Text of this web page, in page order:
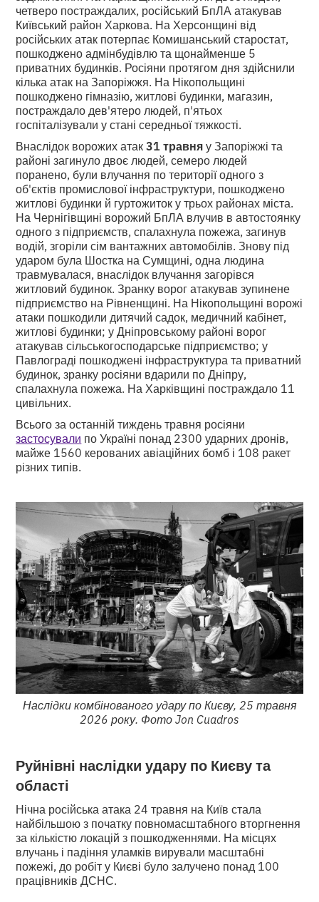
четверо постраждалих, російський БпЛА атакував
Київський район Харкова. На Херсонщині від
російських атак потерпає Комишанський старостат,
пошкоджено адмінбудівлю та щонайменше 5
приватних будинків. Росіяни протягом дня здійснили
кілька атак на Запоріжжя. На Нікопольщині
пошкоджено гімназію, житлові будинки, магазин,
постраждало дев'ятеро людей, п'ятьох
госпіталізували у стані середньої тяжкості.
Внаслідок ворожих атак31 травняу Запоріжжі та
районі загинуло двоє людей, семеро людей
поранено, були влучання по території одного з
об'єктів промислової інфраструктури, пошкоджено
житлові будинки й гуртожиток у трьох районах міста.
На Чернігівщині ворожий БпЛА влучив в автостоянку
одного з підприємств, спалахнула пожежа, загинув
водій, згоріли сім вантажних автомобілів. Знову під
ударом була Шостка на Сумщині, одна людина
травмувалася, внаслідок влучання загорівся
житловий будинок. Зранку ворог атакував зупинене
підприємство на Рівненщині. На Нікопольщині ворожі
атаки пошкодили дитячий садок, медичний кабінет,
житлові будинки; у Дніпровському районі ворог
атакував сільськогосподарське підприємство; у
Павлограді пошкоджені інфраструктура та приватний
будинок, зранку росіяни вдарили по Дніпру,
спалахнула пожежа. На Харківщині постраждало 11
цивільних.
Всього за останній тиждень травня росіяни
застосували по Україні понад 2300 ударних дронів,
майже 1560 керованих авіаційних бомб і 108 ракет
різних типів.
Наслідки комбінованого удару по Києву, 25 травня
2026 року. Фото Jon Cuadros
Руйнівні наслідки удару по Києву та
області
Нічна російська атака 24 травня на Київ стала
найбільшою з початку повномасштабного вторгнення
за кількістю локацій з пошкодженнями. На місцях
влучань і падіння уламків вирували масштабні
пожежі, до робіт у Києві було залучено понад 100
працівників ДСНС.